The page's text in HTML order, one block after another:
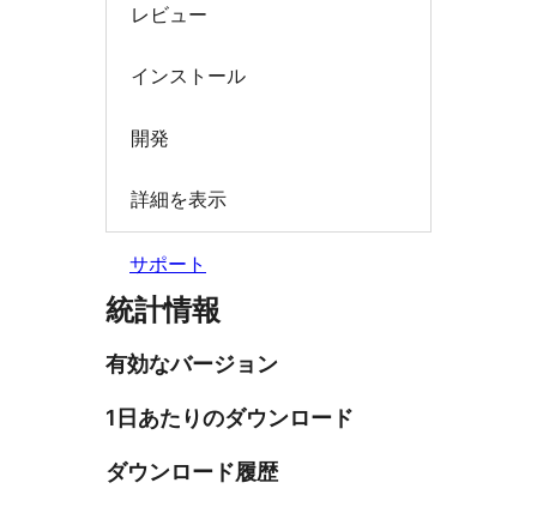
レビュー
インストール
開発
詳細を表示
サポート
統計情報
有効なバージョン
1日あたりのダウンロード
ダウンロード履歴